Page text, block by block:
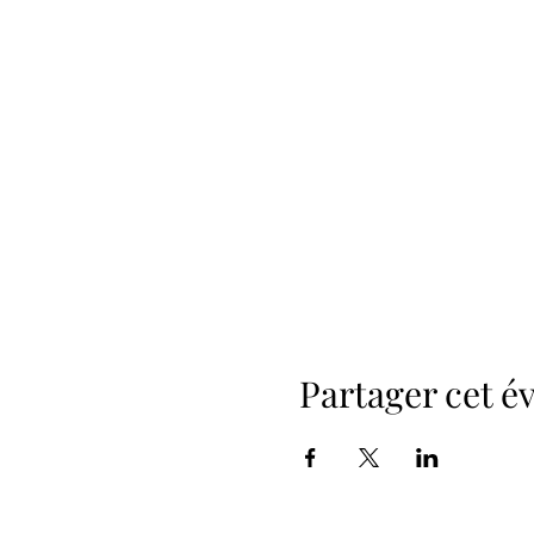
Partager cet